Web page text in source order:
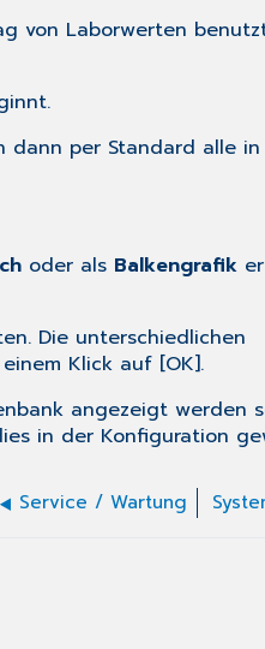
von Laborwerten
dann per Standard alle
oder als Balkengrafik
Die unterschiedlichen
Klick auf [OK].
angezeigt werden
in der Konfiguration
Service / Wartung